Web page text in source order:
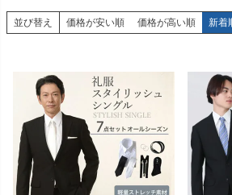
並び替え 価格が安い順 価格が高い順 新着